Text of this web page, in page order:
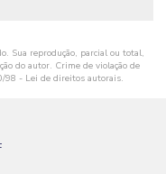
geral
Sua reprodução, parcial ou total,
do autor. Crime de violação de
98 - Lei de direitos autorais.